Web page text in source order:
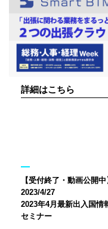
詳細はこちら
【受付終了・動画公開中
2023/4/27
2023年4月最新出入国情
セミナー